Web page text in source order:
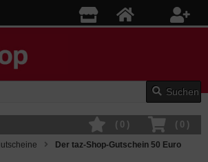
Suchen
( 0 )
( 0 )
Der taz-Shop-Gutschein 50 Euro